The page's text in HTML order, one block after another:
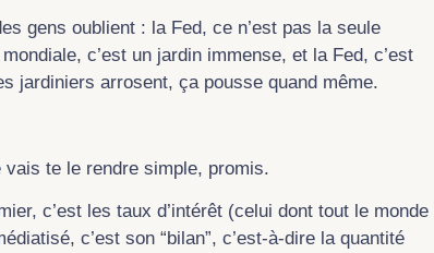
gens oublient : la Fed, ce n’est pas la seule
c’est un jardin immense, et la Fed, c’est
jardiniers arrosent, ça pousse quand même.
te le rendre simple, promis.
c’est les taux d’intérêt (celui dont tout le monde
c’est son “bilan”, c’est-à-dire la quantité